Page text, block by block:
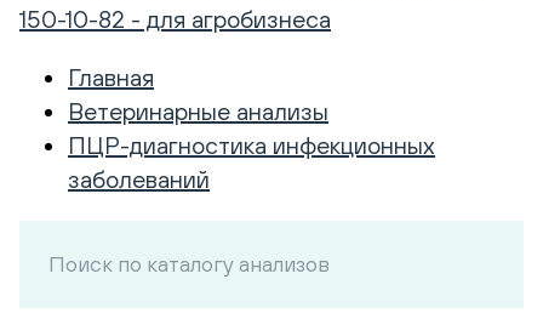
150-10-82 - для агробизнеса
Главная
Ветеринарные анализы
ПЦР-диагностика инфекционных
заболеваний